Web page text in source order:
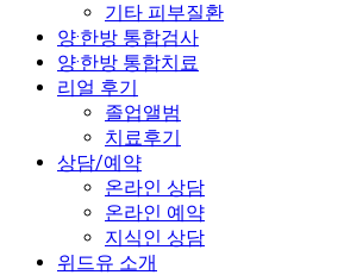
기타 피부질환
양·한방 통합검사
양·한방 통합치료
리얼 후기
졸업앨범
치료후기
상담/예약
온라인 상담
온라인 예약
지식인 상담
위드유 소개